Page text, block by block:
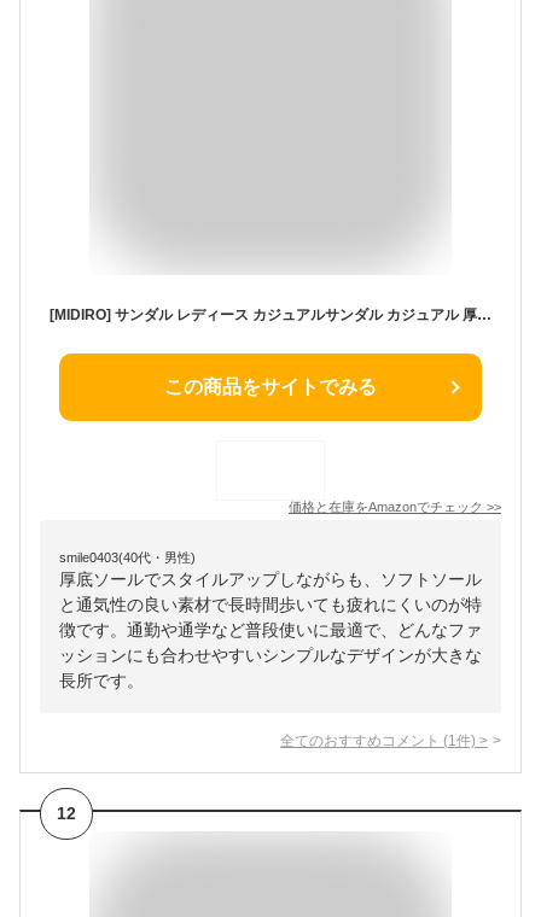
[MIDIRO] サンダル レディース カジュアルサンダル カジュアル 厚底 袴用 通学 通勤 歩きやすい 通気性 ソフトソール
この商品をサイトでみる
価格と在庫をAmazonでチェック >>
smile0403(40代・男性)
厚底ソールでスタイルアップしながらも、ソフトソール
と通気性の良い素材で長時間歩いても疲れにくいのが特
徴です。通勤や通学など普段使いに最適で、どんなファ
ッションにも合わせやすいシンプルなデザインが大きな
長所です。
全てのおすすめコメント (1 件) >
12